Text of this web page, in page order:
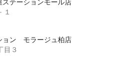
テーションモール店
ョン モラージュ柏店
目３